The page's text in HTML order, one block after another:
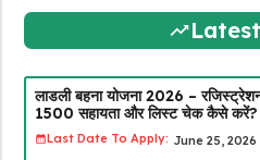
लाडली बहना योजना 2026 –
₹1500 सहायता और लिस्ट चेक कैसे करें?
Last Date To Apply: June 25, 2026